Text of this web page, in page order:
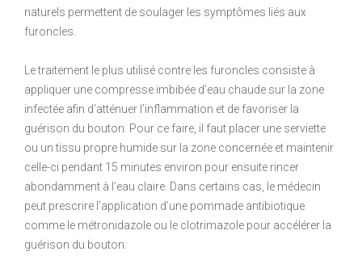
naturels permettent de soulager les symptômes liés aux
furoncles.
Le traitement le plus utilisé contre les furoncles consiste à
appliquer une compresse imbibée d’eau chaude sur la zone
infectée afin d’atténuer l’inflammation et de favoriser la
guérison du bouton. Pour ce faire, il faut placer une serviette
ou un tissu propre humide sur la zone concernée et maintenir
celle-ci pendant 15 minutes environ pour ensuite rincer
abondamment à l’eau claire. Dans certains cas, le médecin
peut prescrire l’application d’une pommade antibiotique
comme le métronidazole ou le clotrimazole pour accélérer la
guérison du bouton.